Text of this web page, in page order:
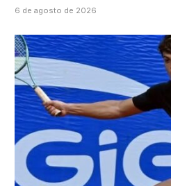
6 de agosto de 2026